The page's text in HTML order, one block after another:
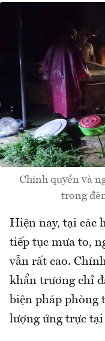
Chính quyền và
trong
Hiện nay, tại các
tiếp tục mưa to,
vẫn rất cao.
khẩn trương chỉ
biện pháp phòng
lượng ứng trực tại